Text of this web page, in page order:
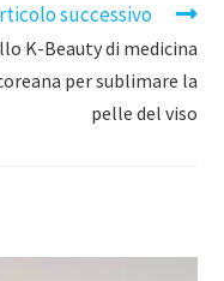
successivo
K-Beauty di medicina
per sublimare la
pelle del viso